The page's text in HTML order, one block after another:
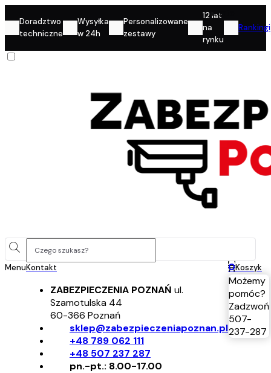
Doradztwo
techniczne
Wysyłka
w 24h
Personalizowane
zestawy
12 lat
na
rynku
Rankingi
MenuKontakt
ZABEZPIECZENIA POZNAŃ ul.
Szamotulska 44
60-366 Poznań
sklep@zabezpieczeniapoznan.pl
+48 789 062 111
+48 507 237 287
pn.-pt.: 8.00-17.00
Konto
0Koszyk
Możemy
pomóc?
Zadzwoń
507-
237-287